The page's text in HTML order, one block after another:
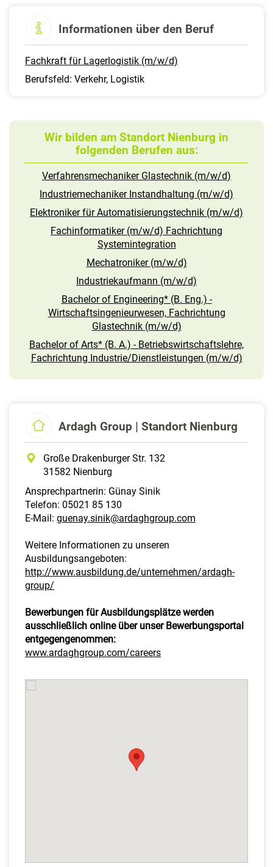
Informationen über den Beruf
Fachkraft für Lagerlogistik (m/w/d)
Berufsfeld: Verkehr, Logistik
Wir bilden am Standort Nienburg in
folgenden Berufen aus:
Verfahrensmechaniker Glastechnik (m/w/d)
Industriemechaniker Instandhaltung (m/w/d)
Elektroniker für Automatisierungstechnik (m/w/d)
Fachinformatiker (m/w/d) Fachrichtung
Systemintegration
Mechatroniker (m/w/d)
Industriekaufmann (m/w/d)
Bachelor of Engineering* (B. Eng.) -
Wirtschaftsingenieurwesen, Fachrichtung
Glastechnik (m/w/d)
Bachelor of Arts* (B. A.) - Betriebswirtschaftslehre,
Fachrichtung Industrie/Dienstleistungen (m/w/d)
Ardagh Group | Standort Nienburg
Große Drakenburger Str. 132
31582 Nienburg
Ansprechpartnerin: Günay Sinik
Telefon: 05021 85 130
E-Mail: guenay.sinik@ardaghgroup.com
Weitere Informationen zu unseren
Ausbildungsangeboten:
http://www.ausbildung.de/unternehmen/ardagh-
group/
Bewerbungen für Ausbildungsplätze werden
ausschließlich online über unser Bewerbungsportal
entgegengenommen:
www.ardaghgroup.com/careers